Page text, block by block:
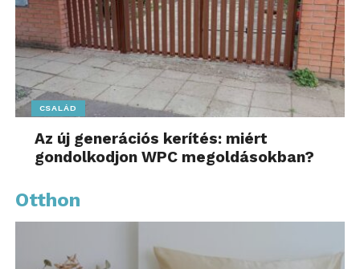
CSALÁD
Az új generációs kerítés: miért
gondolkodjon WPC megoldásokban?
Otthon